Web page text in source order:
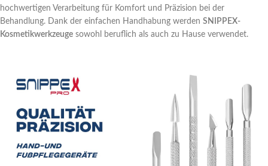
hochwertigen Verarbeitung für Komfort und Präzision bei der
Behandlung. Dank der einfachen Handhabung werden SNIPPEX-
Kosmetikwerkzeuge sowohl beruflich als auch zu Hause verwendet.